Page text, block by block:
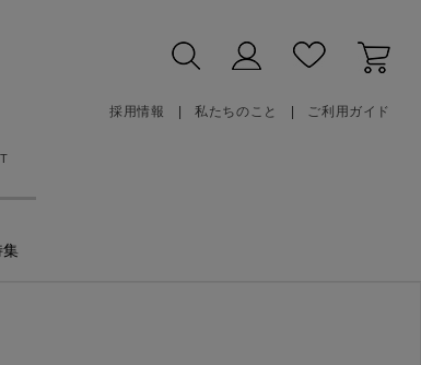
採用情報 私たちのこと ご利用ガイド
集